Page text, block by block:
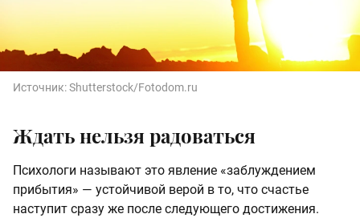
Источник:Shutterstock/Fotodom.ru
Ждать нельзя радоваться
Психологи называют это явление «заблуждением
прибытия» — устойчивой верой в то, что счастье
наступит сразу же после следующего достижения.